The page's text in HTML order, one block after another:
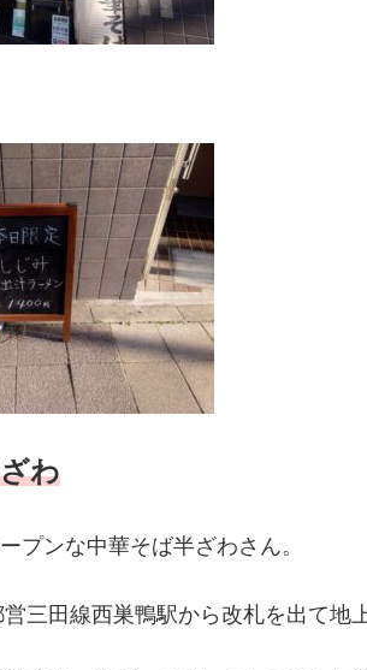
わ
プンな中華そば半ざわさん。
三田線西巣鴨駅から改札を出て地